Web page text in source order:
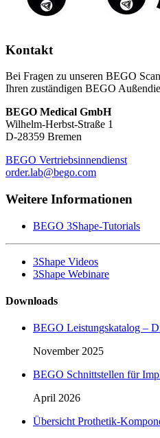
Kontakt
Bei Fragen zu unseren BEGO
Ihren zuständigen BEGO
BEGO Medical GmbH
Wilhelm-Herbst-Straße 1
D-28359 Bremen
BEGO Vertriebsinnendienst
order.lab@bego.com
Weitere Informationen
BEGO 3Shape-Tutorials
3Shape Videos
3Shape Webinare
Downloads
BEGO Leistungskatalog –
November 2025
BEGO Schnittstellen für
April 2026
Übersicht Prothetik-